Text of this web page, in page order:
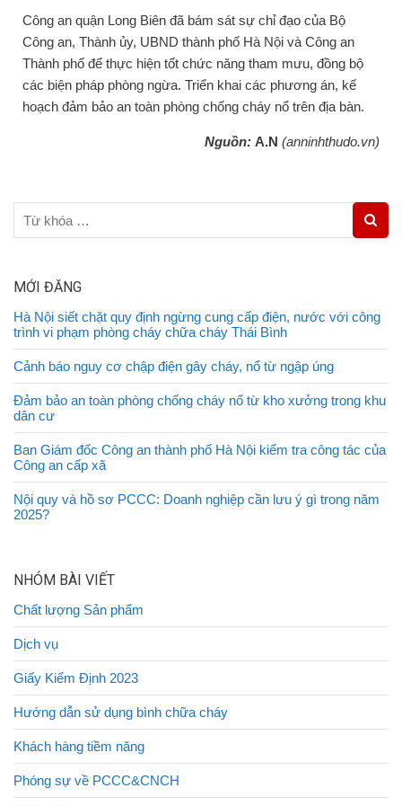
Công an quận Long Biên đã bám sát sự chỉ đạo của Bộ
Công an, Thành ủy, UBND thành phố Hà Nội và Công an
Thành phố để thực hiện tốt chức năng tham mưu, đồng bộ
các biện pháp phòng ngừa. Triển khai các phương án, kế
hoạch đảm bảo an toàn phòng chống cháy nổ trên địa bàn.
Nguồn: A.N (anninhthudo.vn)
MỚI ĐĂNG
Hà Nội siết chặt quy định ngừng cung cấp điện, nước với công
trình vi phạm phòng cháy chữa cháy Thái Bình
Cảnh báo nguy cơ chập điện gây cháy, nổ từ ngập úng
Đảm bảo an toàn phòng chống cháy nổ từ kho xưởng trong khu
dân cư
Ban Giám đốc Công an thành phố Hà Nội kiểm tra công tác của
Công an cấp xã
Nội quy và hồ sơ PCCC: Doanh nghiệp cần lưu ý gì trong năm
2025?
NHÓM BÀI VIẾT
Chất lượng Sản phẩm
Dịch vụ
Giấy Kiểm Định 2023
Hướng dẫn sử dụng bình chữa cháy
Khách hàng tiềm năng
Phóng sự về PCCC&CNCH